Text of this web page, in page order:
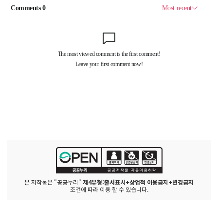
본 저작물은 "공공누리" 제4유형:출처표시+상업적 이용금지+변경금지
조건에 따라 이용 할 수 있습니다.